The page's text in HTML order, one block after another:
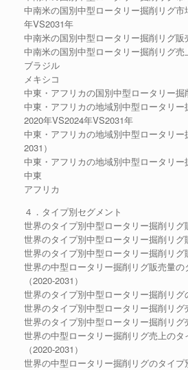
中南米の国別中型ロータリー掘削リグ
年VS2031年
中南米の国別中型ロータリー掘削リグ販
中南米の国別中型ロータリー掘削リグ売
ブラジル
メキシコ
中東・アフリカの国別中型ロータリー掘
中東・アフリカの地域別中型ロータリー
2020年VS2024年VS2031年
中東・アフリカの地域別中型ロータリ
2031）
中東・アフリカの地域別中型ロータリー
中東
アフリカ
４．タイプ別セグメント
世界のタイプ別中型ロータリー掘削リグ
世界のタイプ別中型ロータリー掘削リグ
世界のタイプ別中型ロータリー掘削リグ
世界の中型ロータリー掘削リグ販売量
（2020-2031）
世界のタイプ別中型ロータリー掘削リグ
世界のタイプ別中型ロータリー掘削リグ
世界のタイプ別中型ロータリー掘削リグ
世界の中型ロータリー掘削リグ売上のタ
（2020-2031）
世界の中型ロータリー掘削リグのタイプ